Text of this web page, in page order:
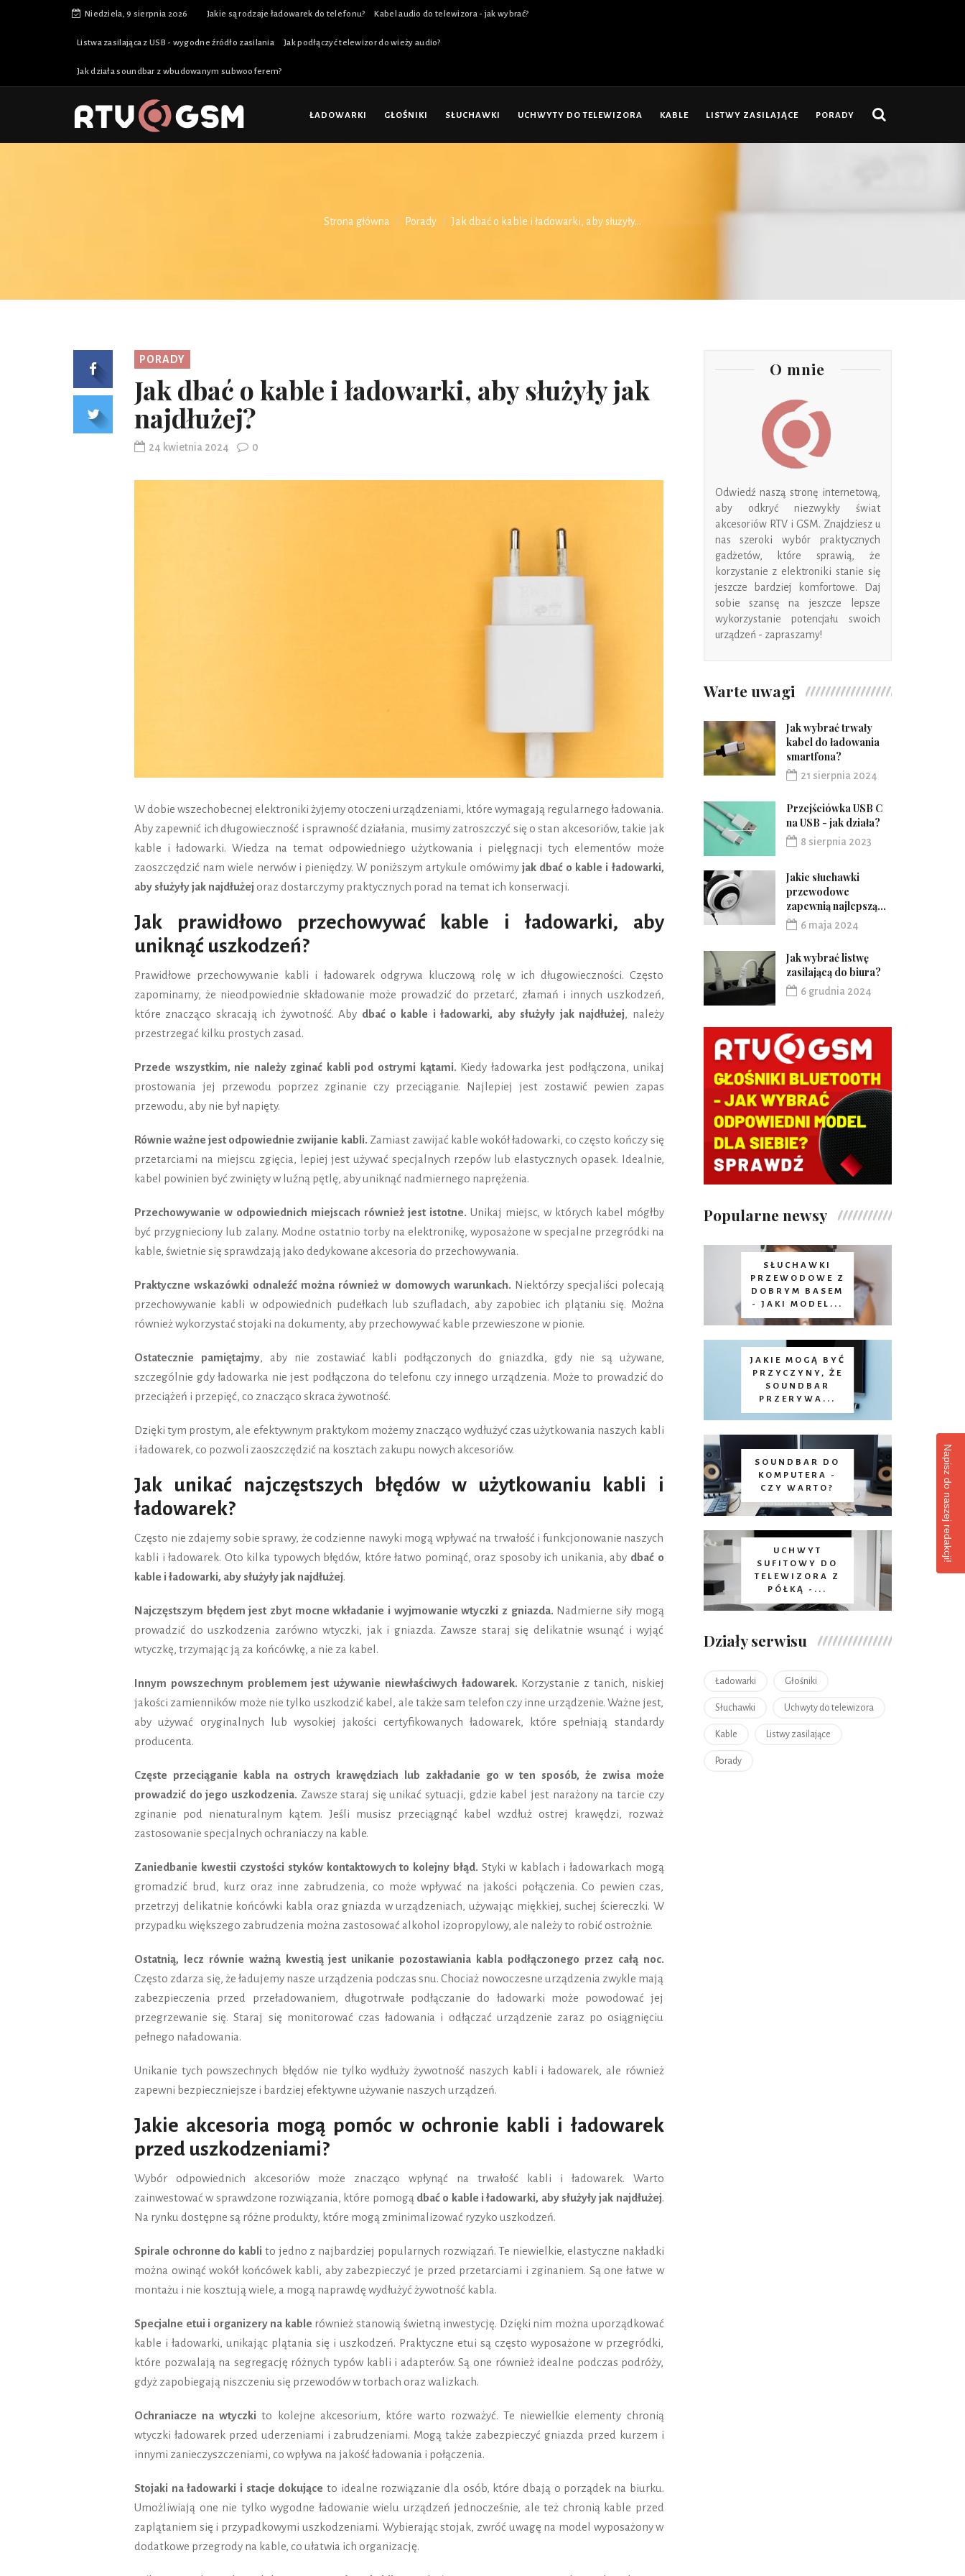
Niedziela, 9 sierpnia 2026 Jakie są rodzaje ładowarek do telefonu? Kabel audio do telewizora - jak wybrać?
Listwa zasilająca z USB - wygodne źródło zasilania Jak podłączyć telewizor do wieży audio?
Jak działa soundbar z wbudowanym subwooferem?
ŁADOWARKI GŁOŚNIKI SŁUCHAWKI UCHWYTY DO TELEWIZORA KABLE LISTWY ZASILAJĄCE PORADY
Strona główna Porady Jak dbać o kable i ładowarki, aby służyły...
PORADY
Jak dbać o kable i ładowarki, aby służyły jak
najdłużej?
24 kwietnia 2024 0
W dobie wszechobecnej elektroniki żyjemy otoczeni urządzeniami, które wymagają regularnego ładowania.
Aby zapewnić ich długowieczność i sprawność działania, musimy zatroszczyć się o stan akcesoriów, takie jak
kable i ładowarki. Wiedza na temat odpowiedniego użytkowania i pielęgnacji tych elementów może
zaoszczędzić nam wiele nerwów i pieniędzy. W poniższym artykule omówimy jak dbać o kable i ładowarki,
aby służyły jak najdłużej oraz dostarczymy praktycznych porad na temat ich konserwacji.
Jak prawidłowo przechowywać kable i ładowarki, aby
uniknąć uszkodzeń?
Prawidłowe przechowywanie kabli i ładowarek odgrywa kluczową rolę w ich długowieczności. Często
zapominamy, że nieodpowiednie składowanie może prowadzić do przetarć, złamań i innych uszkodzeń,
które znacząco skracają ich żywotność. Aby dbać o kable i ładowarki, aby służyły jak najdłużej, należy
przestrzegać kilku prostych zasad.
Przede wszystkim, nie należy zginać kabli pod ostrymi kątami. Kiedy ładowarka jest podłączona, unikaj
prostowania jej przewodu poprzez zginanie czy przeciąganie. Najlepiej jest zostawić pewien zapas
przewodu, aby nie był napięty.
Równie ważne jest odpowiednie zwijanie kabli. Zamiast zawijać kable wokół ładowarki, co często kończy się
przetarciami na miejscu zgięcia, lepiej jest używać specjalnych rzepów lub elastycznych opasek. Idealnie,
kabel powinien być zwinięty w luźną pętlę, aby uniknąć nadmiernego naprężenia.
Przechowywanie w odpowiednich miejscach również jest istotne. Unikaj miejsc, w których kabel mógłby
być przygnieciony lub zalany. Modne ostatnio torby na elektronikę, wyposażone w specjalne przegródki na
kable, świetnie się sprawdzają jako dedykowane akcesoria do przechowywania.
Praktyczne wskazówki odnaleźć można również w domowych warunkach. Niektórzy specjaliści polecają
przechowywanie kabli w odpowiednich pudełkach lub szufladach, aby zapobiec ich plątaniu się. Można
również wykorzystać stojaki na dokumenty, aby przechowywać kable przewieszone w pionie.
Ostatecznie pamiętajmy, aby nie zostawiać kabli podłączonych do gniazdka, gdy nie są używane,
szczególnie gdy ładowarka nie jest podłączona do telefonu czy innego urządzenia. Może to prowadzić do
przeciążeń i przepięć, co znacząco skraca żywotność.
Dzięki tym prostym, ale efektywnym praktykom możemy znacząco wydłużyć czas użytkowania naszych kabli
i ładowarek, co pozwoli zaoszczędzić na kosztach zakupu nowych akcesoriów.
Jak unikać najczęstszych błędów w użytkowaniu kabli i
ładowarek?
Często nie zdajemy sobie sprawy, że codzienne nawyki mogą wpływać na trwałość i funkcjonowanie naszych
kabli i ładowarek. Oto kilka typowych błędów, które łatwo pominąć, oraz sposoby ich unikania, aby dbać o
kable i ładowarki, aby służyły jak najdłużej.
Najczęstszym błędem jest zbyt mocne wkładanie i wyjmowanie wtyczki z gniazda. Nadmierne siły mogą
prowadzić do uszkodzenia zarówno wtyczki, jak i gniazda. Zawsze staraj się delikatnie wsunąć i wyjąć
wtyczkę, trzymając ją za końcówkę, a nie za kabel.
Innym powszechnym problemem jest używanie niewłaściwych ładowarek. Korzystanie z tanich, niskiej
jakości zamienników może nie tylko uszkodzić kabel, ale także sam telefon czy inne urządzenie. Ważne jest,
aby używać oryginalnych lub wysokiej jakości certyfikowanych ładowarek, które spełniają standardy
producenta.
Częste przeciąganie kabla na ostrych krawędziach lub zakładanie go w ten sposób, że zwisa może
prowadzić do jego uszkodzenia. Zawsze staraj się unikać sytuacji, gdzie kabel jest narażony na tarcie czy
zginanie pod nienaturalnym kątem. Jeśli musisz przeciągnąć kabel wzdłuż ostrej krawędzi, rozważ
zastosowanie specjalnych ochraniaczy na kable.
Zaniedbanie kwestii czystości styków kontaktowych to kolejny błąd. Styki w kablach i ładowarkach mogą
gromadzić brud, kurz oraz inne zabrudzenia, co może wpływać na jakości połączenia. Co pewien czas,
przetrzyj delikatnie końcówki kabla oraz gniazda w urządzeniach, używając miękkiej, suchej ściereczki. W
przypadku większego zabrudzenia można zastosować alkohol izopropylowy, ale należy to robić ostrożnie.
Ostatnią, lecz równie ważną kwestią jest unikanie pozostawiania kabla podłączonego przez całą noc.
Często zdarza się, że ładujemy nasze urządzenia podczas snu. Chociaż nowoczesne urządzenia zwykle mają
zabezpieczenia przed przeładowaniem, długotrwałe podłączanie do ładowarki może powodować jej
przegrzewanie się. Staraj się monitorować czas ładowania i odłączać urządzenie zaraz po osiągnięciu
pełnego naładowania.
Unikanie tych powszechnych błędów nie tylko wydłuży żywotność naszych kabli i ładowarek, ale również
zapewni bezpieczniejsze i bardziej efektywne używanie naszych urządzeń.
Jakie akcesoria mogą pomóc w ochronie kabli i ładowarek
przed uszkodzeniami?
Wybór odpowiednich akcesoriów może znacząco wpłynąć na trwałość kabli i ładowarek. Warto
zainwestować w sprawdzone rozwiązania, które pomogą dbać o kable i ładowarki, aby służyły jak najdłużej.
Na rynku dostępne są różne produkty, które mogą zminimalizować ryzyko uszkodzeń.
Spirale ochronne do kabli to jedno z najbardziej popularnych rozwiązań. Te niewielkie, elastyczne nakładki
można owinąć wokół końcówek kabli, aby zabezpieczyć je przed przetarciami i zginaniem. Są one łatwe w
montażu i nie kosztują wiele, a mogą naprawdę wydłużyć żywotność kabla.
Specjalne etui i organizery na kable również stanowią świetną inwestycję. Dzięki nim można uporządkować
kable i ładowarki, unikając plątania się i uszkodzeń. Praktyczne etui są często wyposażone w przegródki,
które pozwalają na segregację różnych typów kabli i adapterów. Są one również idealne podczas podróży,
gdyż zapobiegają niszczeniu się przewodów w torbach oraz walizkach.
Ochraniacze na wtyczki to kolejne akcesorium, które warto rozważyć. Te niewielkie elementy chronią
wtyczki ładowarek przed uderzeniami i zabrudzeniami. Mogą także zabezpieczyć gniazda przed kurzem i
innymi zanieczyszczeniami, co wpływa na jakość ładowania i połączenia.
Stojaki na ładowarki i stacje dokujące to idealne rozwiązanie dla osób, które dbają o porządek na biurku.
Umożliwiają one nie tylko wygodne ładowanie wielu urządzeń jednocześnie, ale też chronią kable przed
zaplątaniem się i przypadkowymi uszkodzeniami. Wybierając stojak, zwróć uwagę na model wyposażony w
dodatkowe przegrody na kable, co ułatwia ich organizację.
O mnie
Odwiedź naszą stronę internetową,
aby odkryć niezwykły świat
akcesoriów RTV i GSM. Znajdziesz u
nas szeroki wybór praktycznych
gadżetów, które sprawią, że
korzystanie z elektroniki stanie się
jeszcze bardziej komfortowe. Daj
sobie szansę na jeszcze lepsze
wykorzystanie potencjału swoich
urządzeń - zapraszamy!
Warte uwagi
Jak wybrać trwały
kabel do ładowania
smartfona?
21 sierpnia 2024
Przejściówka USB C
na USB - jak działa?
8 sierpnia 2023
Jakie słuchawki
przewodowe
zapewnią najlepszą...
6 maja 2024
Jak wybrać listwę
zasilającą do biura?
6 grudnia 2024
Popularne newsy
SŁUCHAWKI
PRZEWODOWE Z
DOBRYM BASEM
- JAKI MODEL...
JAKIE MOGĄ BYĆ
PRZYCZYNY, ŻE
SOUNDBAR
PRZERYWA...
SOUNDBAR DO
KOMPUTERA -
CZY WARTO?
UCHWYT
SUFITOWY DO
TELEWIZORA Z
PÓŁKĄ -...
Działy serwisu
Ładowarki Głośniki
Słuchawki Uchwyty do telewizora
Kable Listwy zasilające
Porady
Napisz do naszej redakcji!